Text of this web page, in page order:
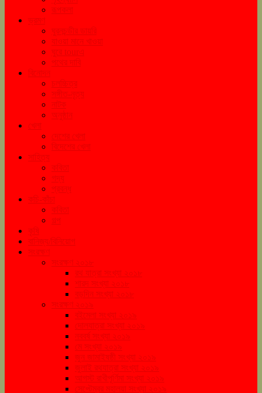
রূপকলা
ভ্রমণ
ঘুরনচন্ডীর ডায়রি
যাওয়া মানে খাওয়া
ঘুরে tourএ
পথের দাবি
বিনোদন
চলচ্চিত্র
সঙ্গীত-নৃত্য
নাটক
অনুষ্ঠান
খেলা
দেশের খেলা
বিদেশের খেলা
সাহিত্য
কবিতা
গদ্য
প্রবন্ধ
কচি-কাঁচা
কবিতা
গল্প
কৃষি
বানিজ্য/বিনিয়োগ
সংরক্ষণ
সংরক্ষণ ২০১৮
রথ যাত্রা সংখ্যা ২০১৮
শারদ সংখ্যা ২০১৮
বড়দিন সংখ্যা ২০১৮
সংরক্ষণ ২০১৯
বইমেলা সংখ্যা ২০১৯
দোলযাত্রা সংখ্যা ২০১৯
নববর্ষ সংখ্যা ২০১৯
মে সংখ্যা ২০১৯
জুন জামাইষষ্ঠী সংখ্যা ২০১৯
জুলাই রথযাত্রা সংখ্যা ২০১৯
আগস্ট রাখীপূর্ণিমা সংখ্যা ২০১৯
সেপ্টেম্বর মহালয়া সংখ্যা ২০১৯